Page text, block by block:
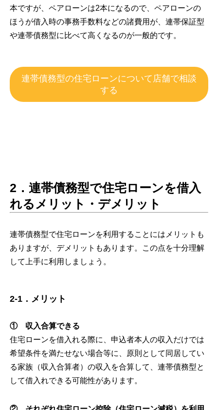
本ですが、ペアローンは2本になるので、ペアローンの
ほうが借入時の事務手数料などの諸費用が、連帯保証型
や連帯債務型に比べて高くなるのが一般的です。
連帯債務型の住宅ローンについて店舗で相談
する
2．連帯債務型で住宅ローンを借入
れるメリット・デメリット
連帯債務型で住宅ローンを利用することにはメリットも
ありますが、デメリットもあります。この点を十分理解
して上手に利用しましょう。
2-1．メリット
① 収入合算できる
住宅ローンを借入れる際に、申込者本人の収入だけでは
希望条件を満たせない場合等に、原則として同居してい
る家族（収入合算者）の収入を合算して、連帯債務型と
して借入れできる可能性があります。